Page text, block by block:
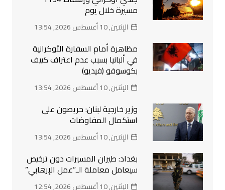
مسيرة خلال يوم
الإثنين, 10 أغسطس 2026, 13:54
مظاهرة أمام السفارة الأوكرانية
في ألبانيا بسبب عدم اعتراف كييف
بكوسوفو (فيديو)
الإثنين, 10 أغسطس 2026, 13:54
وزير خارجية لبنان: حريصون على
استكمال المفاوضات
الإثنين, 10 أغسطس 2026, 13:54
بغداد: طيران المسيرات دون ترخيص
سيعامل معاملة الـ”عمل الإرهابي”
الإثنين, 10 أغسطس 2026, 12:54